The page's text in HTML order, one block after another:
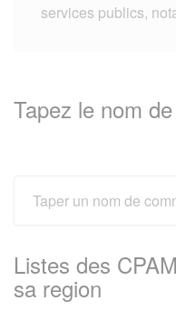
services publics,
Tapez le nom
Listes des
sa region